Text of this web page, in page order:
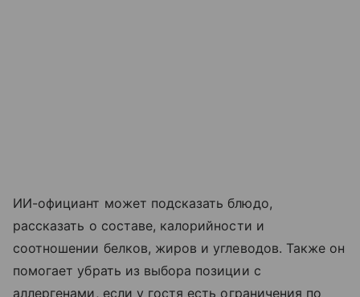
ИИ-официант может подсказать блюдо,
рассказать о составе, калорийности и
соотношении белков, жиров и углеводов. Также он
помогает убрать из выбора позиции с
аллергенами, если у гостя есть ограничения по